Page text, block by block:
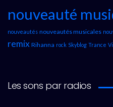
nouveauté
nouveautés nouveautés musicales
remix Rihanna rock Skyblog Trance
Les sons par radios